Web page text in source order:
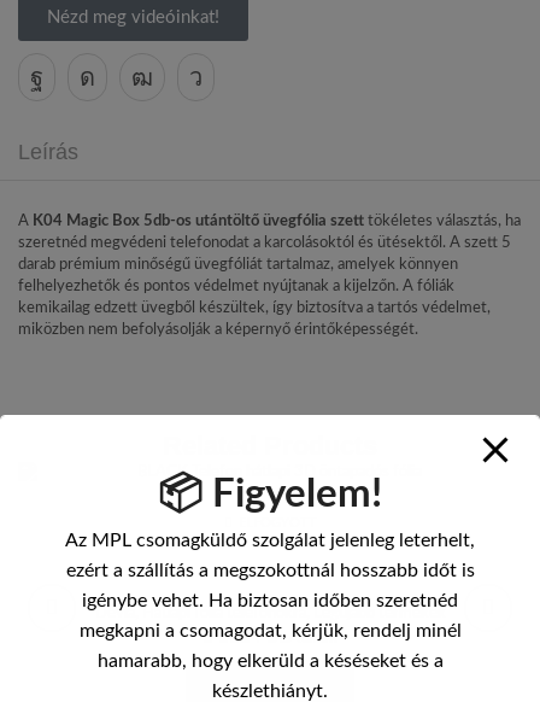
Nézd meg videóinkat!
Leírás
A K04 Magic Box 5db-os utántöltő üvegfólia szett tökéletes választás, ha
szeretnéd megvédeni telefonodat a karcolásoktól és ütésektől. A szett 5
darab prémium minőségű üvegfóliát tartalmaz, amelyek könnyen
felhelyezhetők és pontos védelmet nyújtanak a kijelzőn. A fóliák
kemikailag edzett üvegből készültek, így biztosítva a tartós védelmet,
miközben nem befolyásolják a képernyő érintőképességét.
Devia
E 1114 BLACK...
BEJELENTKEZÉS
📦 Figyelem!
Az MPL csomagküldő szolgálat jelenleg leterhelt,
ezért a szállítás a megszokottnál hosszabb időt is
igénybe vehet. Ha biztosan időben szeretnéd
megkapni a csomagodat, kérjük, rendelj minél
hamarabb, hogy elkerüld a késéseket és a
készlethiányt.